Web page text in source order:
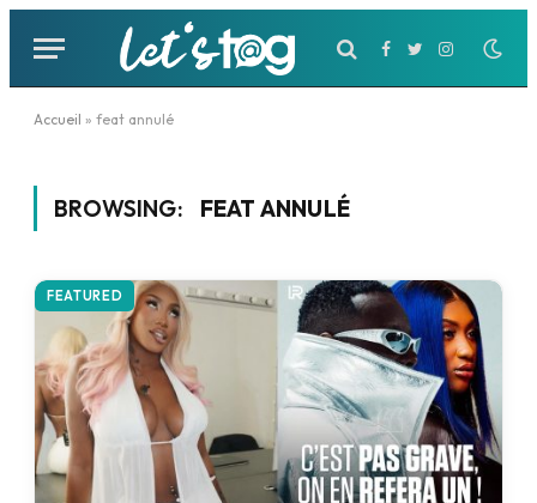
Facebook
TwitterInstagram
Accueil » feat annulé
BROWSING: FEAT ANNULÉ
FEATURED